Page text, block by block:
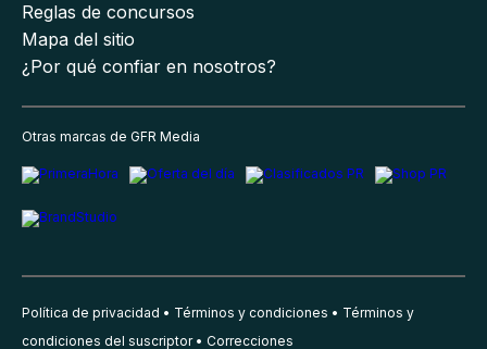
Reglas de concursos
Mapa del sitio
¿Por qué confiar en nosotros?
Otras marcas de GFR Media
Política de privacidad Términos y condiciones
Términos y
condiciones del suscriptor
Correcciones